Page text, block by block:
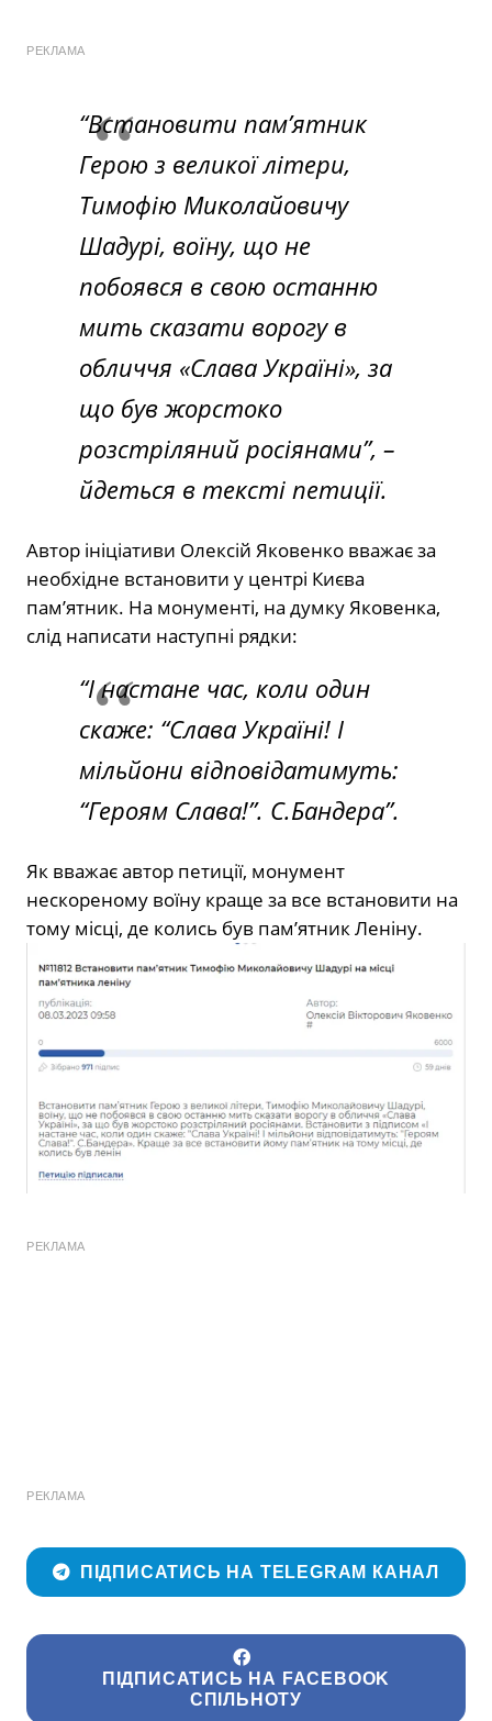
РЕКЛАМА
“Встановити пам’ятник
Герою з великої літери,
Тимофію Миколайовичу
Шадурі, воїну, що не
побоявся в свою останню
мить сказати ворогу в
обличчя «Слава Україні», за
що був жорстоко
розстріляний росіянами”, –
йдеться в тексті петиції.
Автор ініціативи Олексій Яковенко вважає за
необхідне встановити у центрі Києва
пам’ятник. На монументі, на думку Яковенка,
слід написати наступні рядки:
“І настане час, коли один
скаже: “Слава Україні! І
мільйони відповідатимуть:
“Героям Слава!”. С.Бандера”.
Як вважає автор петиції, монумент
нескореному воїну краще за все встановити на
тому місці, де колись був пам’ятник Леніну.
РЕКЛАМА
РЕКЛАМА
ПІДПИСАТИСЬ НА TELEGRAM КАНАЛ
ПІДПИСАТИСЬ НА FACEBOOK
СПІЛЬНОТУ